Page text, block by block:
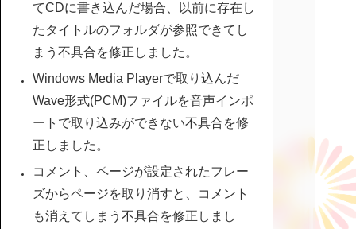
てCDに書き込んだ場合、以前に存在し
たタイトルのフォルダが参照できてし
まう不具合を修正しました。
Windows Media Playerで取り込んだ
Wave形式(PCM)ファイルを音声インポ
ートで取り込みができない不具合を修
正しました。
コメント、ページが設定されたフレー
ズからページを取り消すと、コメント
も消えてしまう不具合を修正しまし